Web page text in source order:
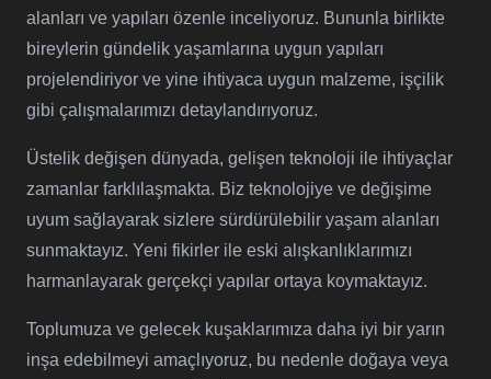
alanları ve yapıları özenle inceliyoruz. Bununla birlikte
bireylerin gündelik yaşamlarına uygun yapıları
projelendiriyor ve yine ihtiyaca uygun malzeme, işçilik
gibi çalışmalarımızı detaylandırıyoruz.
Üstelik değişen dünyada, gelişen teknoloji ile ihtiyaçlar
zamanlar farklılaşmakta. Biz teknolojiye ve değişime
uyum sağlayarak sizlere sürdürülebilir yaşam alanları
sunmaktayız. Yeni fikirler ile eski alışkanlıklarımızı
harmanlayarak gerçekçi yapılar ortaya koymaktayız.
Toplumuza ve gelecek kuşaklarımıza daha iyi bir yarın
inşa edebilmeyi amaçlıyoruz, bu nedenle doğaya veya